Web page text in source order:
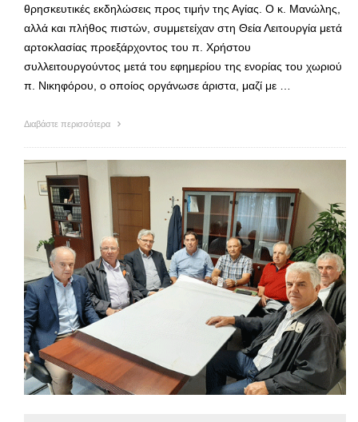
θρησκευτικές εκδηλώσεις προς τιμήν της Αγίας. Ο κ. Μανώλης,
αλλά και πλήθος πιστών, συμμετείχαν στη Θεία Λειτουργία μετά
αρτοκλασίας προεξάρχοντος του π. Χρήστου
συλλειτουργούντος μετά του εφημερίου της ενορίας του χωριού
π. Νικηφόρου, ο οποίος οργάνωσε άριστα, μαζί με …
Διαβάστε περισσότερα